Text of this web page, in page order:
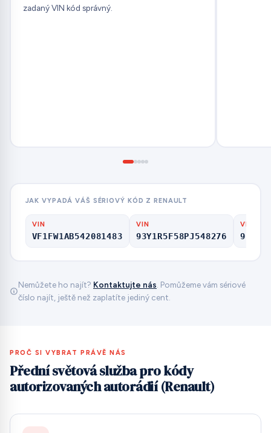
zadaný VIN kód správný.
JAK VYPADÁ VÁŠ SÉRIOVÝ KÓD Z RENAULT
VIN
VF1FW1AB542081483
VIN
93Y1R5F58PJ548276
VIN
Nemůžete ho najít? Kontaktujte nás. Pomůžeme vám sériové
číslo najít, ještě než zaplatíte jediný cent.
PROČ SI VYBRAT PRÁVĚ NÁS
Přední světová služba pro kódy
autorizovaných autorádií (Renault)